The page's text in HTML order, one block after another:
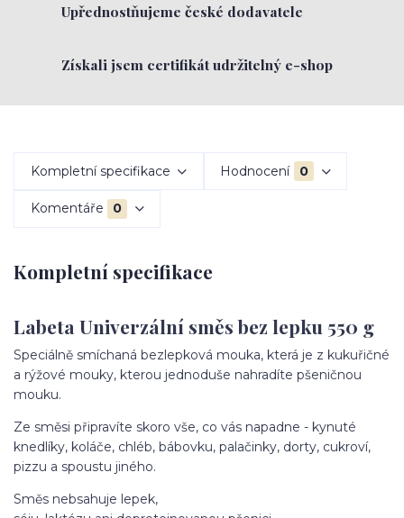
Upřednostňujeme české dodavatele
Získali jsem certifikát udržitelný e-shop
Kompletní specifikace Hodnocení 0
Komentáře 0
Kompletní specifikace
Labeta Univerzální směs bez lepku 550 g
Speciálně smíchaná bezlepková mouka, která je z kukuřičné
a rýžové mouky, kterou jednoduše nahradíte pšeničnou
mouku.
Ze směsi připravíte skoro vše, co vás napadne - kynuté
knedlíky, koláče, chléb, bábovku, palačinky, dorty, cukroví,
pizzu a spoustu jiného.
Směs nebsahuje lepek,